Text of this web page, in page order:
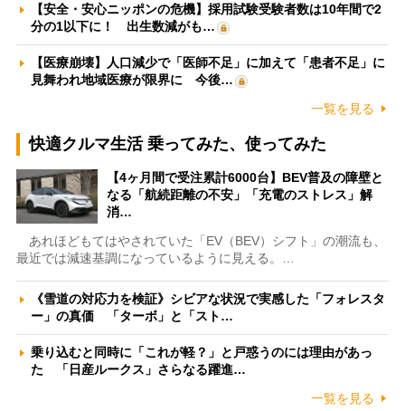
【安全・安心ニッポンの危機】採用試験受験者数は10年間で2
分の1以下に！ 出生数減がも…
【医療崩壊】人口減少で「医師不足」に加えて「患者不足」に
見舞われ地域医療が限界に 今後…
一覧を見る
快適クルマ生活 乗ってみた、使ってみた
【4ヶ月間で受注累計6000台】BEV普及の障壁と
なる「航続距離の不安」「充電のストレス」解
消…
あれほどもてはやされていた「EV（BEV）シフト」の潮流も、
最近では減速基調になっているように見える。…
《雪道の対応力を検証》シビアな状況で実感した「フォレスタ
ー」の真価 「ターボ」と「スト…
乗り込むと同時に「これが軽？」と戸惑うのには理由があっ
た 「日産ルークス」さらなる躍進…
一覧を見る